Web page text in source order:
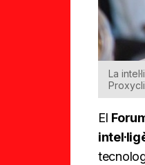
La
El